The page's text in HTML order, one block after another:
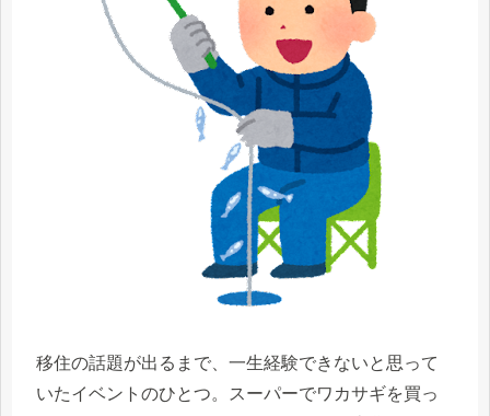
移住の話題が出るまで、一生経験できないと思って
いたイベントのひとつ。スーパーでワカサギを買っ